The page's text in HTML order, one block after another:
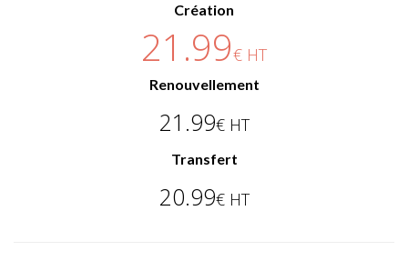
Création
21.99€ HT
Renouvellement
21.99€ HT
Transfert
20.99€ HT